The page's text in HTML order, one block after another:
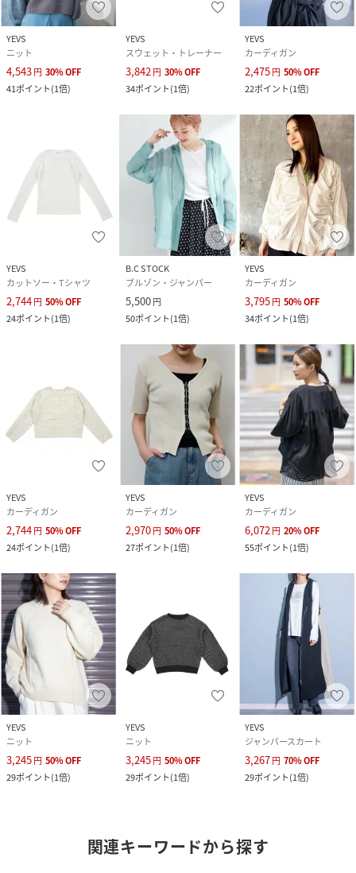
YEVS
ニット
4,543円 30%OFF
41ポイント(1倍)
YEVS
スウェット・トレーナー
3,842円 30%OFF
34ポイント(1倍)
YEVS
カーディガン
2,475円 50%OFF
22ポイント(1倍)
YEVS
カットソー・Tシャツ
2,744円 50%OFF
24ポイント(1倍)
B.C STOCK
ブルゾン・ジャンパー
5,500円
50ポイント(1倍)
YEVS
カーディガン
3,795円 50%OFF
34ポイント(1倍)
YEVS
カーディガン
2,744円 50%OFF
24ポイント(1倍)
YEVS
カーディガン
2,970円 50%OFF
27ポイント(1倍)
YEVS
カーディガン
6,072円 20%OFF
55ポイント(1倍)
YEVS
ニット
3,245円 50%OFF
29ポイント(1倍)
YEVS
ニット
3,245円 50%OFF
29ポイント(1倍)
YEVS
ジャンパースカート
3,267円 70%OFF
29ポイント(1倍)
関連キーワードから探す